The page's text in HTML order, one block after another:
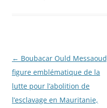
Navigation
des
articles
← Boubacar Ould
figure emblématique de la
lutte pour l’abolition de
l’esclavage en Mauritanie,